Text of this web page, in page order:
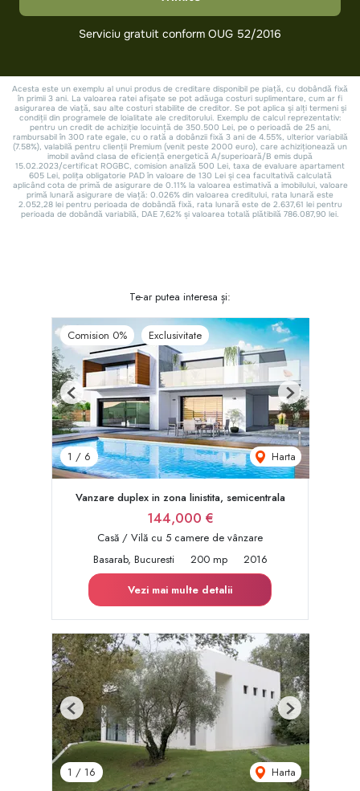
Te-ar putea interesa și:
Comision 0% Exclusivitate
1 / 6 Harta
Previous Next
Vanzare duplex in zona linistita, semicentrala
144,000 €
Casă / Vilă cu 5 camere de vânzare
Basarab, Bucuresti
200 mp
2016
Vezi mai multe detalii
1 / 16 Harta
Previous Next